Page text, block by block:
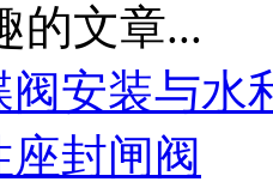
的文章...
安装与水
封闸阀